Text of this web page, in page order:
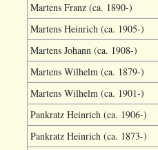
Martens Franz (ca. 1890-)
Martens Heinrich (ca. 1905-)
Martens Johann (ca. 1908-)
Martens Wilhelm (ca. 1879-)
Martens Wilhelm (ca. 1901-)
Pankratz Heinrich (ca. 1906-)
Pankratz Heinrich (ca. 1873-)